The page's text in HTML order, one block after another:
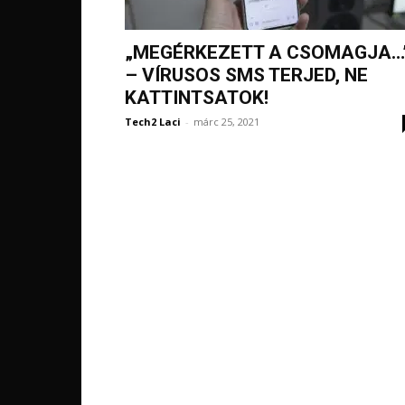
„MEGÉRKEZETT A
– VÍRUSOS SMS TERJED, NE
KATTINTSATOK!
Tech2 Laci - márc 25, 2021